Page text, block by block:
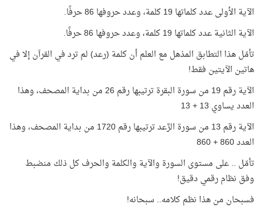
الآية الأولى عدد كلماتها 19 كلمة، وعدد حروفها 86 حرفًا.
الآية الثانية عدد كلماتها 19 كلمة، وعدد حروفها 86 حرفًا.
تأمّل هذا التطابق المذهل مع العلم أن كلمة (رعد) لم ترد في القرآن إلا في
هاتين الآيتين فقط!
الآية رقم 19 من سورة البقرة ترتيبها رقم 26 من بداية المصحف، وهذا
العدد يساوي 13 + 13
الآية رقم 13 من سورة الرَّعد ترتيبها رقم 1720 من بداية المصحف، وهذا
العدد 860 + 860
تأمّل .. على مستوى السورة والآية والكلمة والحرف كل ذلك منضبط
وفق نظام رقمي دقيق!
فسبحان من هذا نظم كلامه.. سبحانه!